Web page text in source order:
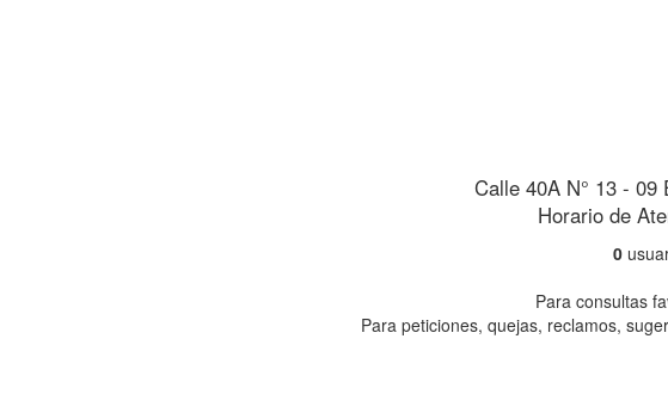
Calle 40A N° 13 - 09
Horario de
0
Para consultas
Para peticiones, quejas, reclamos,